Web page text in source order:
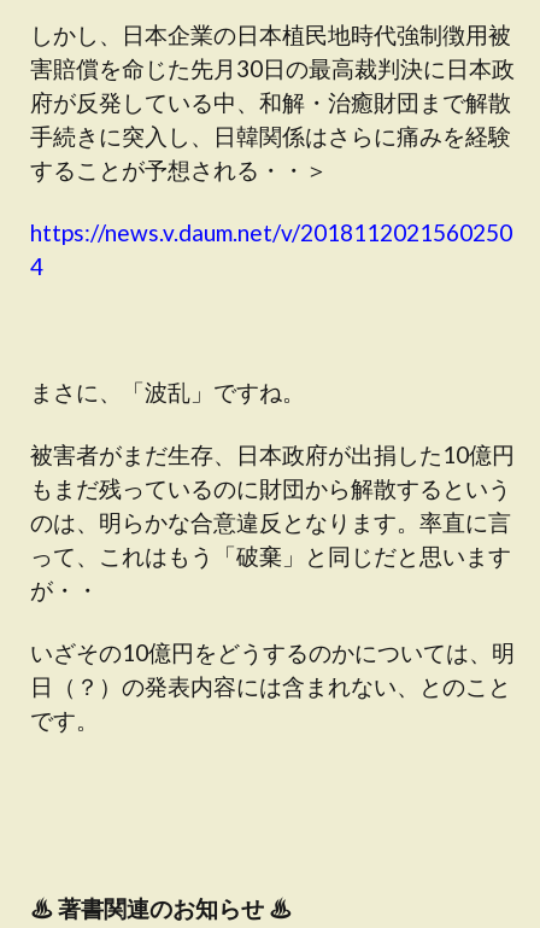
しかし、日本企業の日本植民地時代強制徴用被
害賠償を命じた先月30日の最高裁判決に日本政
府が反発している中、和解・治癒財団まで解散
手続きに突入し、日韓関係はさらに痛みを経験
することが予想される・・＞
https://news.v.daum.net/v/2018112021560250
4
まさに、「波乱」ですね。
被害者がまだ生存、日本政府が出捐した10億円
もまだ残っているのに財団から解散するという
のは、明らかな合意違反となります。率直に言
って、これはもう「破棄」と同じだと思います
が・・
いざその10億円をどうするのかについては、明
日（？）の発表内容には含まれない、とのこと
です。
♨著書関連のお知らせ ♨